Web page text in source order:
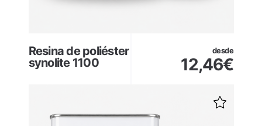
Resina de poliéster
synolite 1100
desde
12,46€